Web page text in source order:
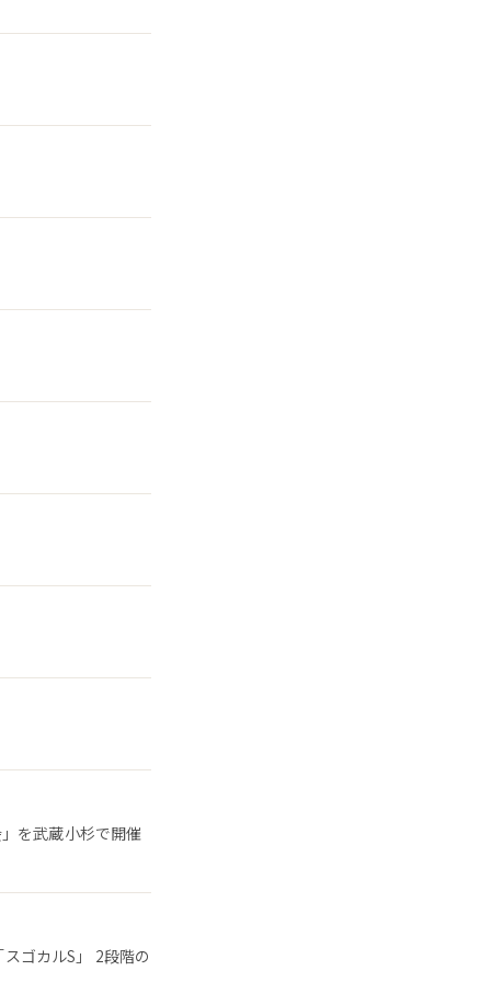
を武蔵小杉で開催
ゴカルS」 2段階の